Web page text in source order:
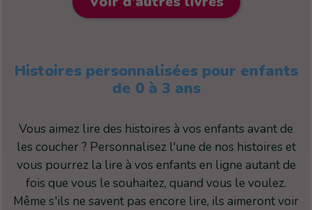
Histoires personnalisées pour enfants
de 0 à 3 ans
Vous aimez lire des histoires à vos enfants avant de
les coucher ? Personnalisez l'une de nos histoires et
vous pourrez la lire à vos enfants en ligne autant de
fois que vous le souhaitez, quand vous le voulez.
Même s'ils ne savent pas encore lire, ils aimeront voir